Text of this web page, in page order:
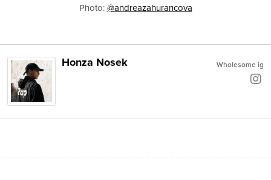
Photo: @andreazahurancova
Wholesome ig
Honza Nosek